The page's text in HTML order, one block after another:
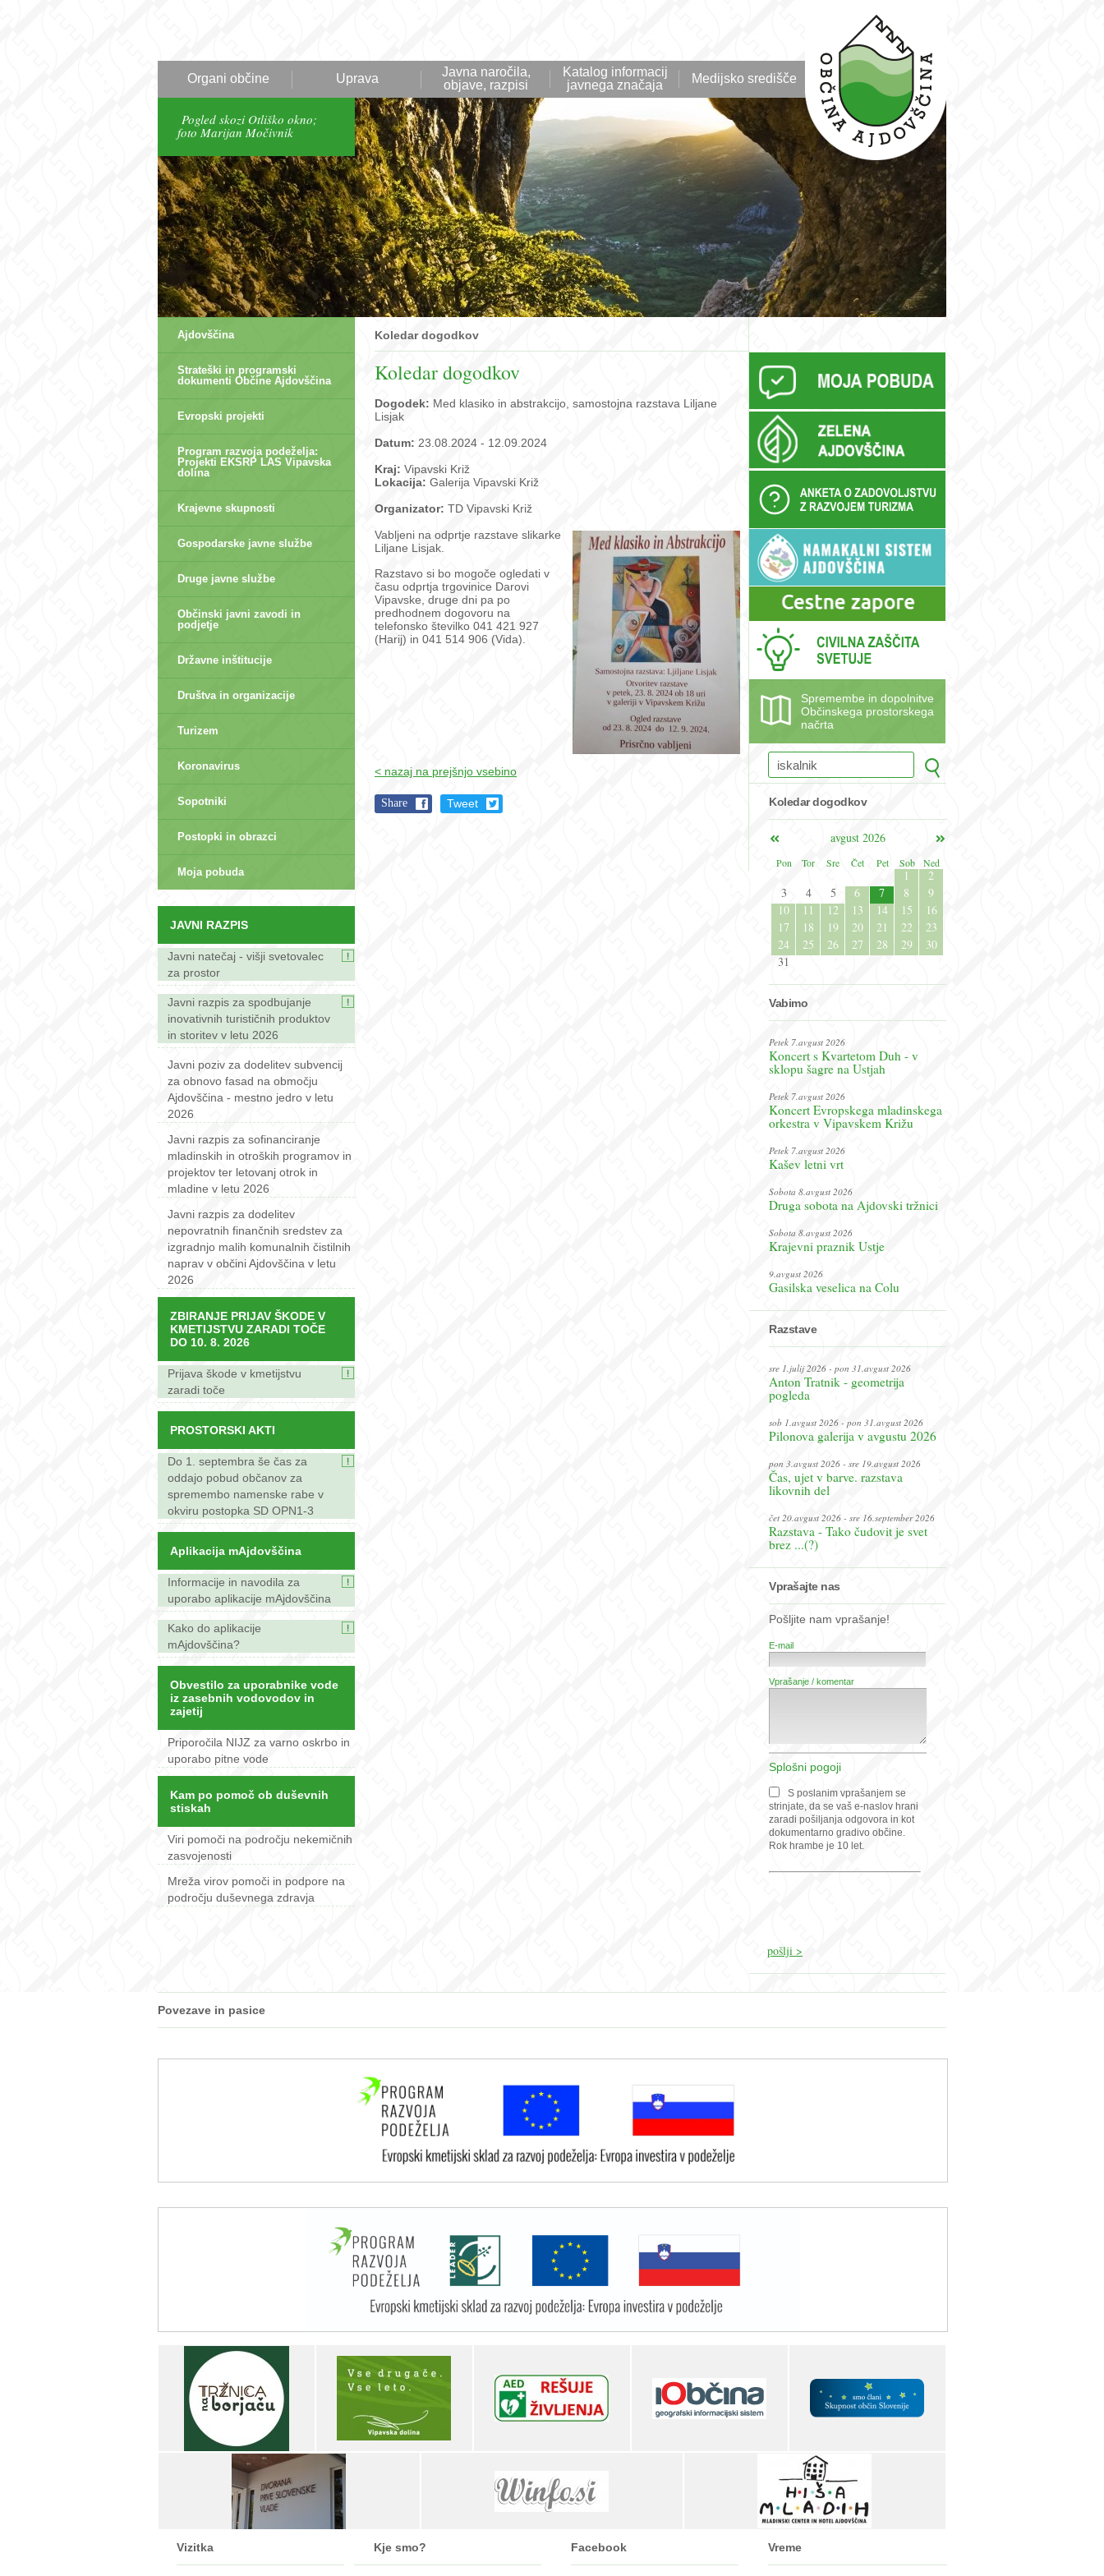
Organi občine Uprava
Javna naročila,
objave, razpisi
Katalog informacij
javnega značaja
Medijsko središče
Pogled skozi Otliško okno;
foto Marijan Močivnik
Ajdovščina
Strateški in programski
dokumenti Občine Ajdovščina
Evropski projekti
Program razvoja podeželja:
Projekti EKSRP LAS Vipavska
dolina
Krajevne skupnosti
Gospodarske javne službe
Druge javne službe
Občinski javni zavodi in
podjetje
Državne inštitucije
Društva in organizacije
Turizem
Koronavirus
Sopotniki
Postopki in obrazci
Moja pobuda
JAVNI RAZPIS
Javni natečaj - višji svetovalec
za prostor
Javni razpis za spodbujanje
inovativnih turističnih produktov
in storitev v letu 2026
Javni poziv za dodelitev subvencij
za obnovo fasad na območju
Ajdovščina - mestno jedro v letu
2026
Javni razpis za sofinanciranje
mladinskih in otroških programov in
projektov ter letovanj otrok in
mladine v letu 2026
Javni razpis za dodelitev
nepovratnih finančnih sredstev za
izgradnjo malih komunalnih čistilnih
naprav v občini Ajdovščina v letu
2026
ZBIRANJE PRIJAV ŠKODE V
KMETIJSTVU ZARADI TOČE
DO 10. 8. 2026
Prijava škode v kmetijstvu
zaradi toče
PROSTORSKI AKTI
Do 1. septembra še čas za
oddajo pobud občanov za
spremembo namenske rabe v
okviru postopka SD OPN1-3
Aplikacija mAjdovščina
Informacije in navodila za
uporabo aplikacije mAjdovščina
Kako do aplikacije
mAjdovščina?
Obvestilo za uporabnike vode
iz zasebnih vodovodov in
zajetij
Priporočila NIJZ za varno oskrbo in
uporabo pitne vode
Kam po pomoč ob duševnih
stiskah
Viri pomoči na področju nekemičnih
zasvojenosti
Mreža virov pomoči in podpore na
področju duševnega zdravja
Koledar dogodkov
Koledar dogodkov
Dogodek: Med klasiko in abstrakcijo, samostojna razstava Liljane
Lisjak
Datum: 23.08.2024 - 12.09.2024
Kraj: Vipavski Križ
Lokacija: Galerija Vipavski Križ
Organizator: TD Vipavski Križ
Vabljeni na odprtje razstave slikarke
Liljane Lisjak.
Razstavo si bo mogoče ogledati v
času odprtja trgovinice Darovi
Vipavske, druge dni pa po
predhodnem dogovoru na
telefonsko številko 041 421 927
(Harij) in 041 514 906 (Vida).
< nazaj na prejšnjo vsebino
Share Tweet
Spremembe in dopolnitve
Občinskega prostorskega
načrta
Koledar dogodkov
avgust 2026
Pon
Tor Sre Čet Pet Sob Ned
1
2
3
4 5 6 7 8
9
10
11 12 13 14 15
16
17
18 19 20 21 22
23
24
25 26 27 28 29
30
31
Vabimo
Petek 7.avgust 2026
Koncert s Kvartetom Duh - v
sklopu šagre na Ustjah
Petek 7.avgust 2026
Koncert Evropskega mladinskega
orkestra v Vipavskem Križu
Petek 7.avgust 2026
Kašev letni vrt
Sobota 8.avgust 2026
Druga sobota na Ajdovski tržnici
Sobota 8.avgust 2026
Krajevni praznik Ustje
9.avgust 2026
Gasilska veselica na Colu
Razstave
sre 1.julij 2026 - pon 31.avgust 2026
Anton Tratnik - geometrija
pogleda
sob 1.avgust 2026 - pon 31.avgust 2026
Pilonova galerija v avgustu 2026
pon 3.avgust 2026 - sre 19.avgust 2026
Čas, ujet v barve. razstava
likovnih del
čet 20.avgust 2026 - sre 16.september 2026
Razstava - Tako čudovit je svet
brez ...(?)
Vprašajte nas
Pošljite nam vprašanje!
E-mail
Vprašanje / komentar
Splošni pogoji
S poslanim vprašanjem se
strinjate, da se vaš e-naslov hrani
zaradi pošiljanja odgovora in kot
dokumentarno gradivo občine.
Rok hrambe je 10 let.
Povezave in pasice
Vizitka Kje smo? Facebook Vreme